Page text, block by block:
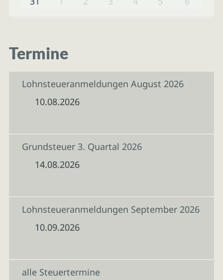
Termine
Lohnsteueranmeldungen August 2026
10.08.2026
Grundsteuer 3. Quartal 2026
14.08.2026
Lohnsteueranmeldungen September 2026
10.09.2026
alle Steuertermine